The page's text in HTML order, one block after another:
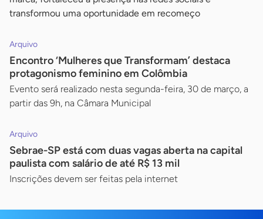
transformou uma oportunidade em recomeço
Arquivo
Encontro ‘Mulheres que Transformam’ destaca
protagonismo feminino em Colômbia
Evento será realizado nesta segunda-feira, 30 de março, a
partir das 9h, na Câmara Municipal
Arquivo
Sebrae-SP está com duas vagas aberta na capital
paulista com salário de até R$ 13 mil
Inscrições devem ser feitas pela internet